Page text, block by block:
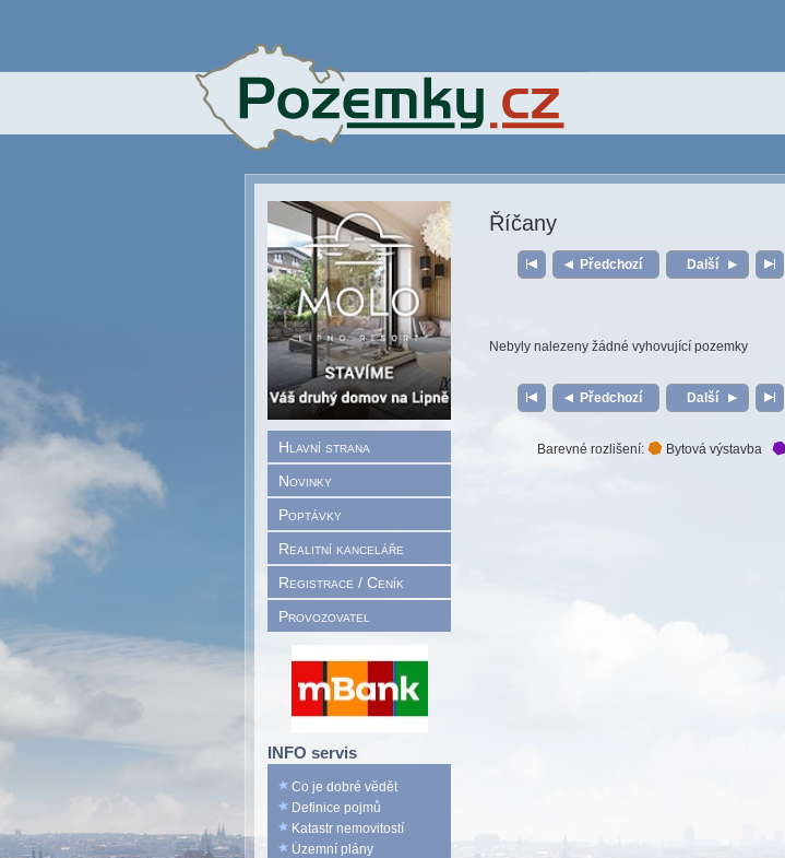
Hlavní strana
Novinky
Poptávky
Realitní kanceláře
Registrace / Ceník
Provozovatel
INFO servis
Co je dobré vědět
Definice pojmů
Katastr nemovitostí
Územní plány
Říčany
Předchozí Další
Nebyly nalezeny žádné vyhovující pozemky
Předchozí Další
Barevné rozlišení: Bytová výstavba